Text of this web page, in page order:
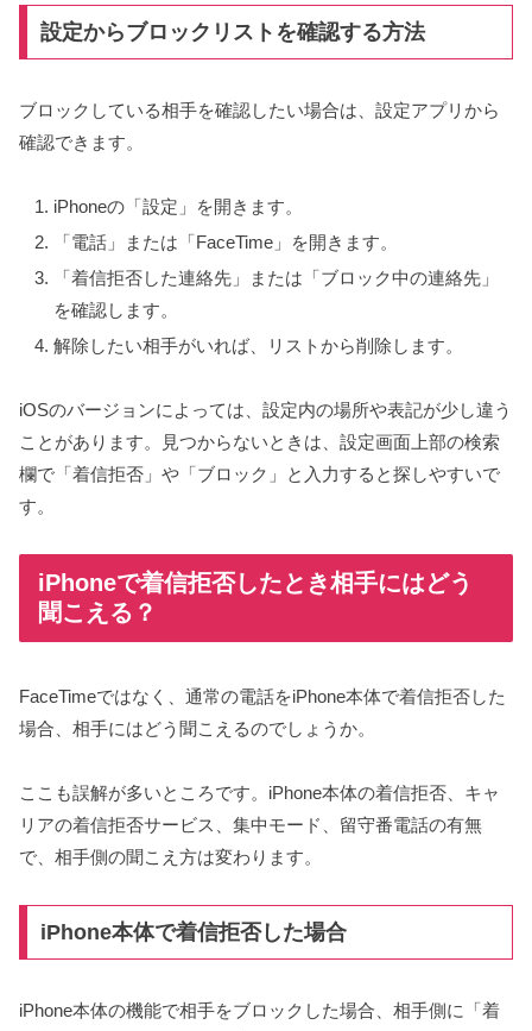
設定からブロックリストを確認する方法
ブロックしている相手を確認したい場合は、設定アプリから
確認できます。
iPhoneの「設定」を開きます。
「電話」または「FaceTime」を開きます。
「着信拒否した連絡先」または「ブロック中の連絡先」
を確認します。
解除したい相手がいれば、リストから削除します。
iOSのバージョンによっては、設定内の場所や表記が少し違う
ことがあります。見つからないときは、設定画面上部の検索
欄で「着信拒否」や「ブロック」と入力すると探しやすいで
す。
iPhoneで着信拒否したとき相手にはどう
聞こえる？
FaceTimeではなく、通常の電話をiPhone本体で着信拒否した
場合、相手にはどう聞こえるのでしょうか。
ここも誤解が多いところです。iPhone本体の着信拒否、キャ
リアの着信拒否サービス、集中モード、留守番電話の有無
で、相手側の聞こえ方は変わります。
iPhone本体で着信拒否した場合
iPhone本体の機能で相手をブロックした場合、相手側に「着